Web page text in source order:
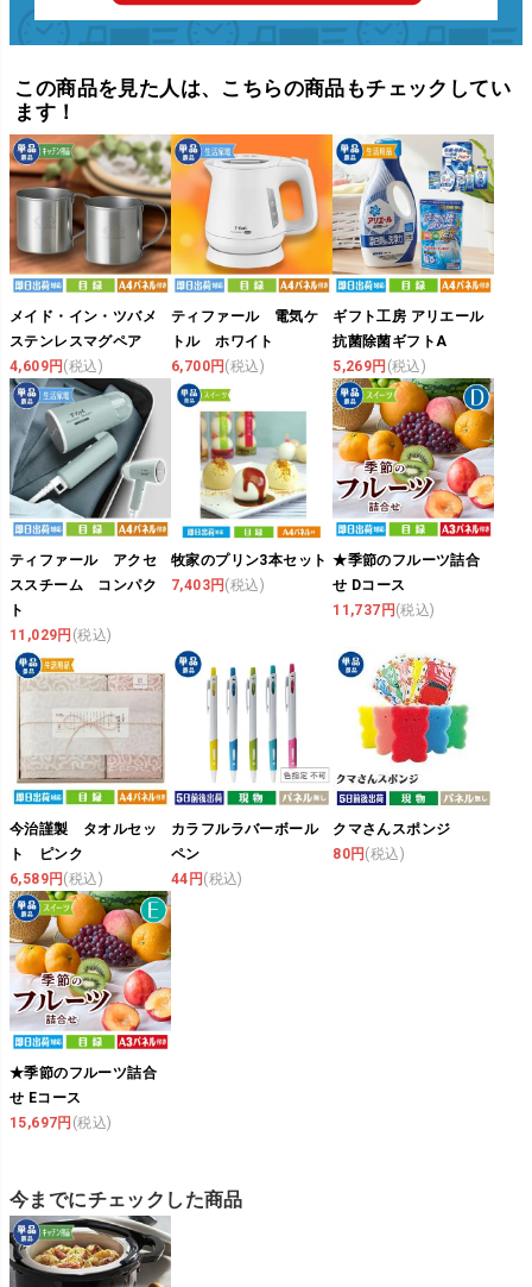
この商品を見た人は、こちらの商品もチェックしてい
ます！
メイド・イン・ツバメ
ステンレスマグペア
4,609円(税込)
ティファール 電気ケ
トル ホワイト
6,700円(税込)
ギフト工房 アリエール
抗菌除菌ギフトA
5,269円 (税込)
ティファール アクセ
ススチーム コンパク
ト
11,029円 (税込)
牧家のプリン3本セット
7,403円(税込)
★季節のフルーツ詰合
せ Dコース
11,737円(税込)
今治謹製 タオルセッ
ト ピンク
6,589円 (税込)
カラフルラバーボール
ペン
44円 (税込)
クマさんスポンジ
80円 (税込)
★季節のフルーツ詰合
せ Eコース
15,697円 (税込)
今までにチェックした商品